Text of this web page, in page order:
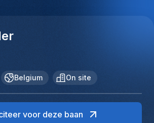
Belgium On site
voor deze baan